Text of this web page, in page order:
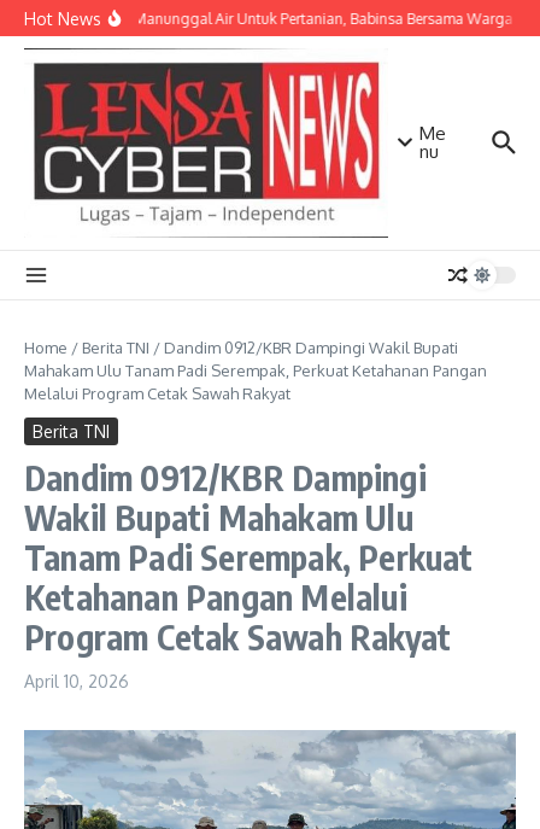
Lewati ke konten
Hot NewsTNI AD Manunggal Air Untuk Pertanian, Babinsa Bersama Warga
Me
nu
Home / Berita TNI / Dandim 0912/KBR Dampingi Wakil Bupati
Mahakam Ulu Tanam Padi Serempak, Perkuat Ketahanan Pangan
Melalui Program Cetak Sawah Rakyat
Berita TNI
Dandim 0912/KBR Dampingi
Wakil Bupati Mahakam Ulu
Tanam Padi Serempak, Perkuat
Ketahanan Pangan Melalui
Program Cetak Sawah Rakyat
April 10, 2026